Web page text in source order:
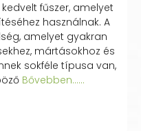
fűszer, amelyet
használnak. A
amelyet gyakran
mártásokhoz és
sokféle típusa van,
Bővebben...…